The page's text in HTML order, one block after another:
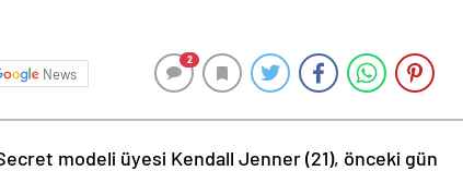
News
2
modeli üyesi Kendall Jenner (21), önceki gün